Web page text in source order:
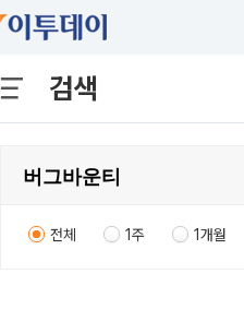
검색
전체 1주 1개월